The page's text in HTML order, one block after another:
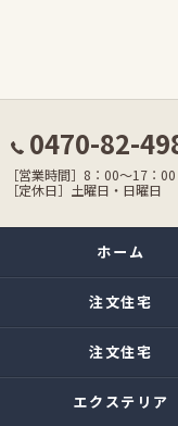
0470-82-
［営業時間］8：00〜17：00
［定休日］土曜日・日曜日
ホーム
注文住宅
注文住宅
エクステリア